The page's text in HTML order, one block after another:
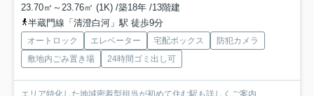
23.70㎡～23.76㎡ (1K) /築18年 /13階建
半蔵門線「清澄白河」駅 徒歩9分
オートロック エレベーター 宅配ボックス
防犯カメラ
敷地内ごみ置き場
24時間ゴミ出し可
エリア特化した地域密着型担当が初めて住む駅も詳しくご案内